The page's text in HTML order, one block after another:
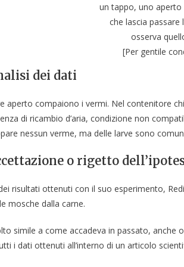
un tappo, uno aperto
che lascia passare
osserva
[Per gentile
dei dati
aperto compaiono i vermi. Nel contenitore
di ricambio d’aria, condizione non
nessun verme, ma delle larve sono
o rigetto
risultati ottenuti con il suo esperimento,
mosche dalla carne.
simile a come accadeva in passato, anche
i dati ottenuti all’interno di un articolo